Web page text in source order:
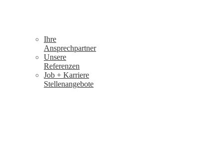
Ihre
Ansprechpartner
Unsere
Referenzen
Job + Karriere
Stellenangebote